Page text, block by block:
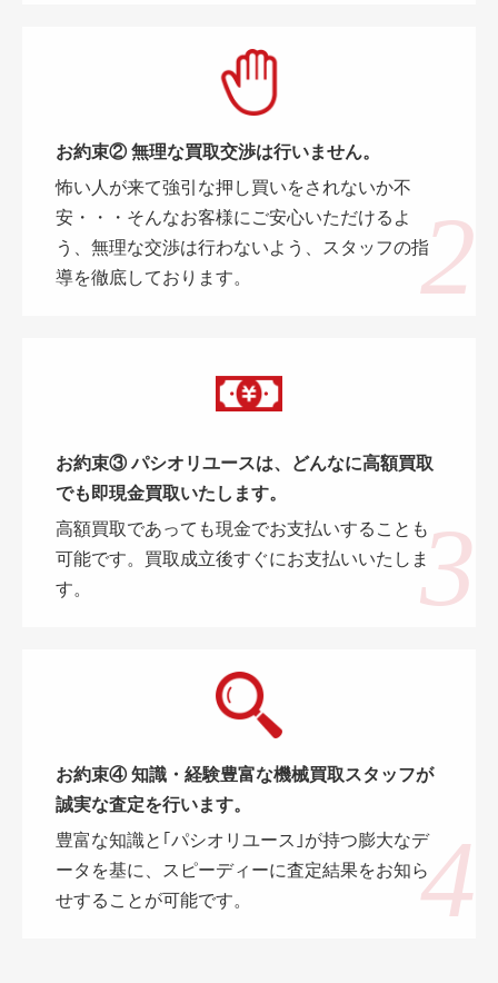
お約束② 無理な買取交渉は行いません。
怖い人が来て強引な押し買いをされないか不
安・・・そんなお客様にご安心いただけるよ
う、無理な交渉は行わないよう、スタッフの指
導を徹底しております。
お約束③ パシオリユースは、どんなに高額買取
でも即現金買取いたします。
高額買取であっても現金でお支払いすることも
可能です。買取成立後すぐにお支払いいたしま
す。
お約束④ 知識・経験豊富な機械買取スタッフが
誠実な査定を行います。
豊富な知識と｢パシオリユース｣が持つ膨大なデ
ータを基に、スピーディーに査定結果をお知ら
せすることが可能です。